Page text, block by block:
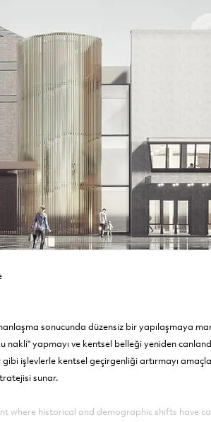
sonucunda düzensiz bir yapılaşmaya
yapmayı ve kentsel belleği yeniden
işlevlerle kentsel geçirgenliği artırmayı
sunar.
where historical and demographic shifts have